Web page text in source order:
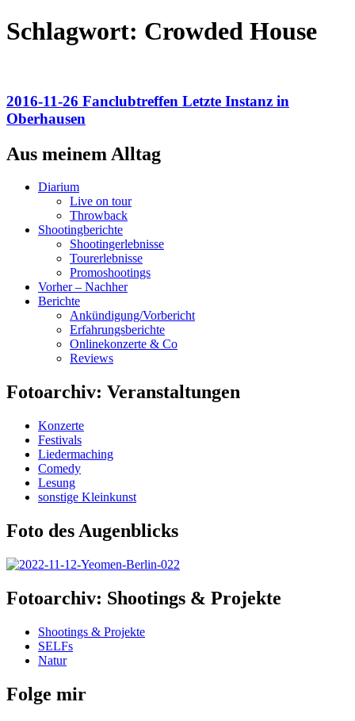
Schlagwort: Crowded House
2016-11-26 Fanclubtreffen Letzte Instanz in
Oberhausen
Aus meinem Alltag
Diarium
Live on tour
Throwback
Shootingberichte
Shootingerlebnisse
Tourerlebnisse
Promoshootings
Vorher – Nachher
Berichte
Ankündigung/Vorbericht
Erfahrungsberichte
Onlinekonzerte & Co
Reviews
Fotoarchiv: Veranstaltungen
Konzerte
Festivals
Liedermaching
Comedy
Lesung
sonstige Kleinkunst
Foto des Augenblicks
Fotoarchiv: Shootings & Projekte
Shootings & Projekte
SELFs
Natur
Folge mir